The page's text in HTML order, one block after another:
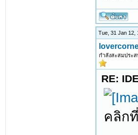
Tue, 31 Jan 12,
กำลังสะสมประ
RE:
คลิก